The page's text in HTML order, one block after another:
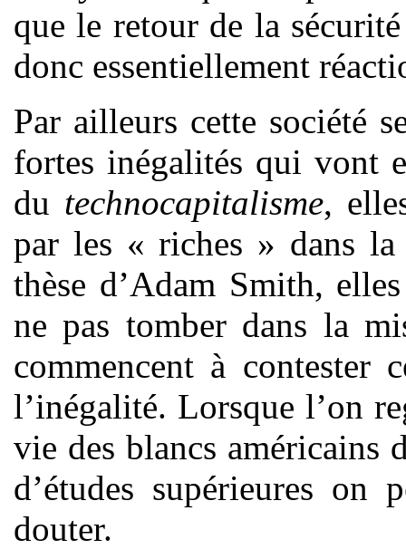
que le retour de la
donc essentiellement
Par ailleurs cette société
fortes inégalités qui vont
du technocapitalisme,
par les « riches » dans
thèse d’Adam Smith,
ne pas tomber dans la
commencent à contester
l’inégalité. Lorsque l’on
vie des blancs américains
d’études supérieures on
douter.